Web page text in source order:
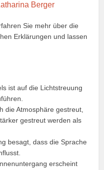
Berger
Sie mehr über die
Erklärungen und lassen
ist auf die Lichtstreuung
die Atmosphäre gestreut,
gestreut werden als
besagt, dass die Sprache
erscheint